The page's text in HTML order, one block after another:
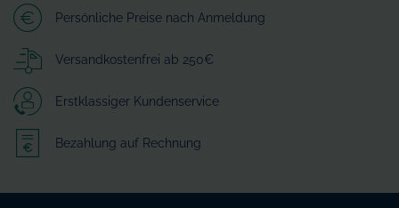
Persönliche Preise nach Anmeldung
Versandkostenfrei ab 250€
Erstklassiger Kundenservice
Bezahlung auf Rechnung